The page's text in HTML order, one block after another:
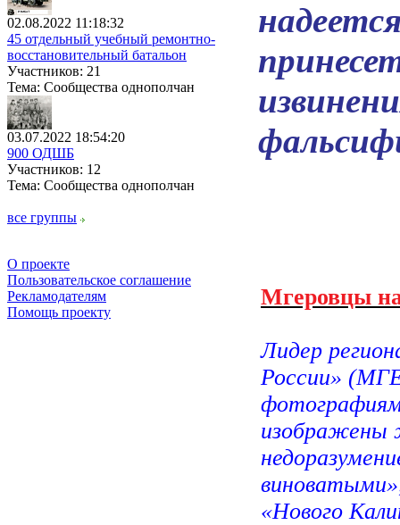
02.08.2022 11:18:32
45 отдельный учебный ремонтно-
восстановительный батальон
Участников: 21
Тема: Сообщества однополчан
03.07.2022 18:54:20
900 ОДШБ
Участников: 12
Тема: Сообщества однополчан
все группы
О проекте
Пользовательское соглашение
Рекламодателям
Помощь проекту
Мгеровцы
Лидер
России»
изображены
«Нового